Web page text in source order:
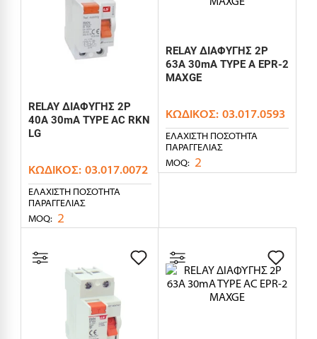
RELAY ΔΙΑΦΥΓΗΣ 2P
40A 30mA TYPE AC RKN
LG
ΚΩΔΙΚΌΣ: 03.017.0072
ΕΛΆΧΙΣΤΗ ΠΟΣΌΤΗΤΑ
ΠΑΡΑΓΓΕΛΊΑΣ
MOQ: 2
RELAY ΔΙΑΦΥΓΗΣ 2P
63A 30mA TYPE A EPR-2
MAXGE
ΚΩΔΙΚΌΣ: 03.017.0593
ΕΛΆΧΙΣΤΗ ΠΟΣΌΤΗΤΑ
ΠΑΡΑΓΓΕΛΊΑΣ
MOQ: 2